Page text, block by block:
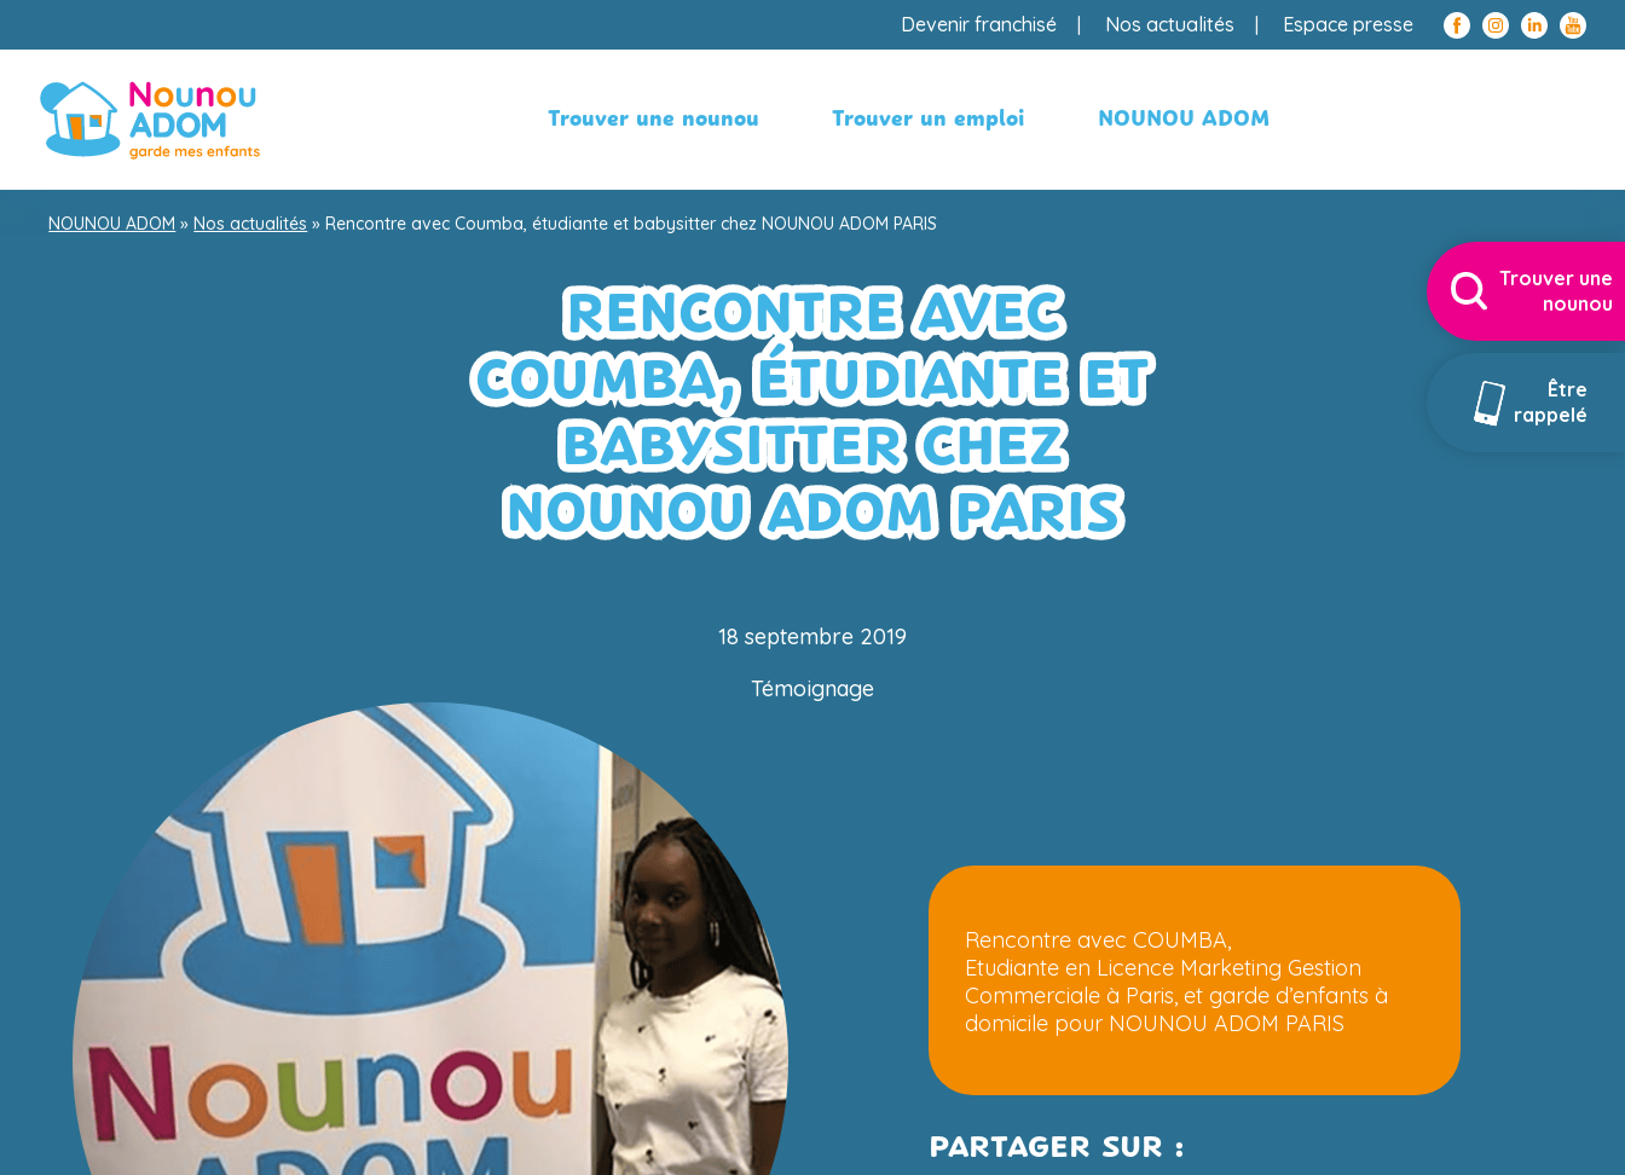
Devenir franchisé Nos actualités Espace presse
Trouver une nounou Trouver un emploi NOUNOU ADOM
Trouver une
nounou
Être
rappelé
NOUNOU ADOM »Nos actualités »Rencontre avec Coumba, étudiante et babysitter chez NOUNOU ADOM PARIS
RENCONTRE AVEC
COUMBA, ÉTUDIANTE ET
BABYSITTER CHEZ
NOUNOU ADOM PARIS
18 septembre 2019
Témoignage
Rencontre avec COUMBA,
Etudiante en Licence Marketing Gestion
Commerciale à Paris, et garde d’enfants à
domicile pour NOUNOU ADOM PARIS
PARTAGER SUR :